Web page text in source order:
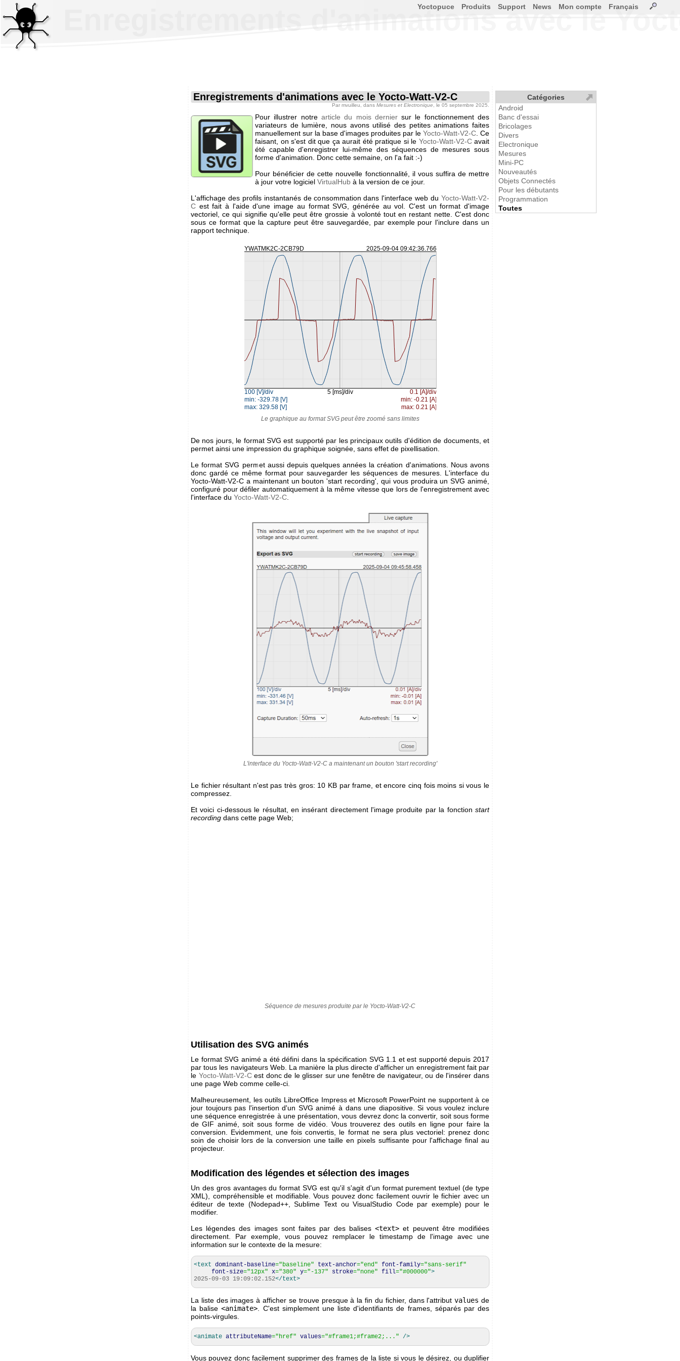
Enregistrements d'animations avec le
Enregistrements d'animations avec le Yocto-Watt-V2-C
Par mvuilleu , dans Mesures et Electronique , le 05 septembre 2025.
Pour illustrer notre article du mois derniersur le fonctionnement des
variateurs de lumière, nous avons utilisé des petites animations faites
manuellement sur la base d'images produites par le Yocto-Watt-V2-C . Ce
faisant, on s'est dit que ça aurait été pratique si le Yocto-Watt-V2-Cavait
été capable d'enregistrer lui-même des séquences de mesures sous
forme d'animation. Donc cette semaine, on l'a fait :-)
Pour bénéficier de cette nouvelle fonctionnalité, il vous suffira de mettre
à jour votre logiciel VirtualHub à la version de ce jour.
L'affichage des profils instantanés de consommation dans l'interface web du Yocto-Watt-V2-
C est fait à l'aide d'une image au format SVG, générée au vol. C'est un format d'image
vectoriel, ce qui signifie qu'elle peut être grossie à volonté tout en restant nette. C'est donc
sous ce format que la capture peut être sauvegardée, par exemple pour l'inclure dans un
rapport technique.
Le graphique au format SVG peut être zoomé sans limites
De nos jours, le format SVG est supporté par les principaux outils d'édition de documents, et
permet ainsi une impression du graphique soignée, sans effet de pixellisation.
Le format SVG permet aussi depuis quelques années la création d'animations. Nous avons
donc gardé ce même format pour sauvegarder les séquences de mesures. L'interface du
Yocto-Watt-V2-C a maintenant un bouton 'start recording', qui vous produira un SVG animé,
configuré pour défiler automatiquement à la même vitesse que lors de l'enregistrement avec
l'interface du Yocto-Watt-V2-C
L'interface du Yocto-Watt-V2-C a maintenant un bouton 'start recording'
Le fichier résultant n'est pas très gros: 10 KB par frame, et encore cinq fois moins si vous le
compressez.
Et voici ci-dessous le résultat, en insérant directement l'image produite par la fonction start
recording dans cette page Web;
Séquence de mesures produite par le Yocto-Watt-V2-C
Utilisation des SVG animés
Le format SVG animé a été défini dans la spécification SVG 1.1 et est supporté depuis 2017
par tous les navigateurs Web. La manière la plus directe d'afficher un enregistrement fait par
le Yocto-Watt-V2-Cest donc de le glisser sur une fenêtre de navigateur, ou de l'insérer dans
une page Web comme celle-ci.
Malheureusement, les outils LibreOffice Impress et Microsoft PowerPoint ne supportent à ce
jour toujours pas l'insertion d'un SVG animé à dans une diapositive. Si vous voulez inclure
une séquence enregistrée à une présentation, vous devrez donc la convertir, soit sous forme
de GIF animé, soit sous forme de vidéo. Vous trouverez des outils en ligne pour faire la
conversion. Evidemment, une fois convertis, le format ne sera plus vectoriel: prenez donc
soin de choisir lors de la conversion une taille en pixels suffisante pour l'affichage final au
projecteur.
Modification des légendes et sélection des images
Un des gros avantages du format SVG est qu'il s'agit d'un format purement textuel (de type
XML), compréhensible et modifiable. Vous pouvez donc facilement ouvrir le fichier avec un
éditeur de texte (Nodepad++, Sublime Text ou VisualStudio Code par exemple) pour le
modifier.
Les légendes des images sont faites par des balises<text> et peuvent être modifiées
directement. Par exemple, vous pouvez remplacer le timestamp de l'image avec une
information sur le contexte de la mesure:
<text dominant-baseline="baseline" text-anchor="end" font-family="sans-serif"
font-size="12px" x="380" y="-137" stroke="none" fill="#000000">
2025-09-03 19:09:02.152</text>
La liste des images à afficher se trouve presque à la fin du fichier, dans l'attributvalues de
la balise<animate> . C'est simplement une liste d'identifiants de frames, séparés par des
points-virgules.
<animate attributeName="href" values="#frame1;#frame2;..." />
Vous pouvez donc facilement supprimer des frames de la liste si vous le désirez, ou duplifier
Yoctopuce Produits Support News Mon compte Français
Catégories
Android
Banc d'essai
Bricolages
Divers
Electronique
Mesures
Mini-PC
Nouveautés
Objets Connectés
Pour les débutants
Programmation
Toutes